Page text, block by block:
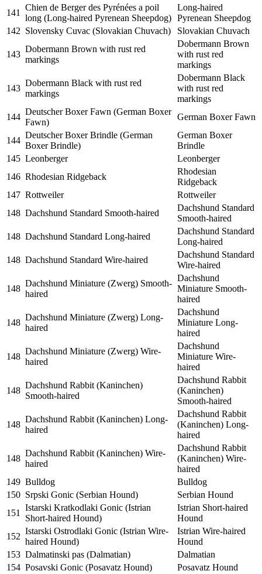
141
Chien de Berger des Pyrénées a poil
long (Long-haired Pyrenean Sheepdog)
Long-haired
Pyrenean Sheepdog
142 Slovensky Cuvac (Slovakian Chuvach) Slovakian Chuvach
143
Dobermann Brown with rust red
markings
Dobermann Brown
with rust red
markings
143
Dobermann Black with rust red
markings
Dobermann Black
with rust red
markings
144
Deutscher Boxer Fawn (German Boxer
Fawn)
German Boxer Fawn
144
Deutscher Boxer Brindle (German
Boxer Brindle)
German Boxer
Brindle
145 Leonberger
Leonberger
146 Rhodesian Ridgeback
Rhodesian
Ridgeback
147 Rottweiler
Rottweiler
148 Dachshund Standard Smooth-haired
Dachshund Standard
Smooth-haired
148 Dachshund Standard Long-haired
Dachshund Standard
Long-haired
148 Dachshund Standard Wire-haired
Dachshund Standard
Wire-haired
148
Dachshund Miniature (Zwerg) Smooth-
haired
Dachshund
Miniature Smooth-
haired
148
Dachshund Miniature (Zwerg) Long-
haired
Dachshund
Miniature Long-
haired
148
Dachshund Miniature (Zwerg) Wire-
haired
Dachshund
Miniature Wire-
haired
148
Dachshund Rabbit (Kaninchen)
Smooth-haired
Dachshund Rabbit
(Kaninchen)
Smooth-haired
148
Dachshund Rabbit (Kaninchen) Long-
haired
Dachshund Rabbit
(Kaninchen) Long-
haired
148
Dachshund Rabbit (Kaninchen) Wire-
haired
Dachshund Rabbit
(Kaninchen) Wire-
haired
149 Bulldog
Bulldog
150 Srpski Gonic (Serbian Hound)
Serbian Hound
151
Istarski Kratkodlaki Gonic (Istrian
Short-haired Hound)
Istrian Short-haired
Hound
152
Istarski Ostrodlaki Gonic (Istrian Wire-
haired Hound)
Istrian Wire-haired
Hound
153 Dalmatinski pas (Dalmatian)
Dalmatian
154 Posavski Gonic (Posavatz Hound) Posavatz Hound